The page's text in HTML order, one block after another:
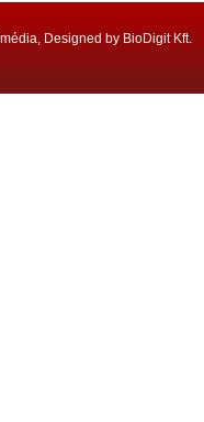
Designed by BioDigit Kft.